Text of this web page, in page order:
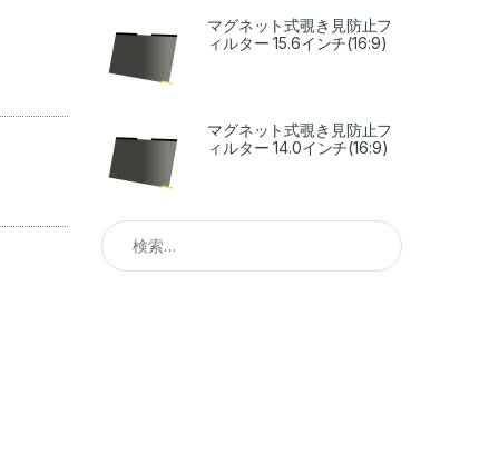
マグネット式覗き見防止フ
ィルター 15.6インチ(16:9)
マグネット式覗き見防止フ
ィルター 14.0インチ(16:9)
検索: